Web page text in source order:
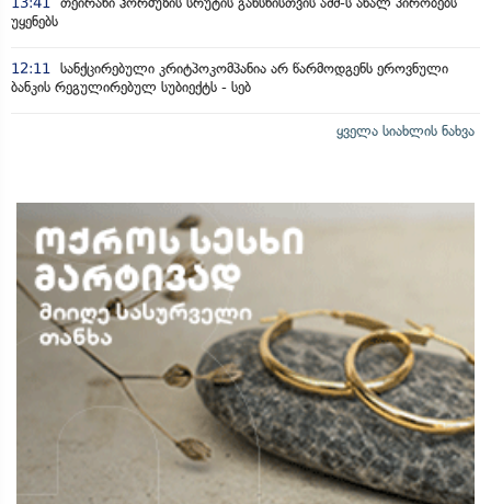
უყენებს
12:11 სანქცირებული კრიტპოკომპანია არ წარმოდგენს ეროვნული
ბანკის რეგულირებულ სუბიექტს - სებ
ყველა სიახლის ნახვა